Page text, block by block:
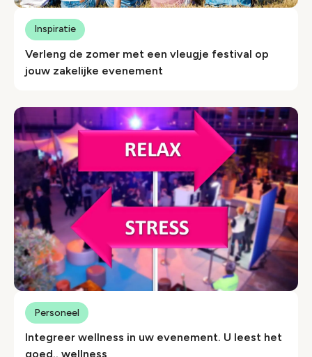
Verleng de zomer met een vleugje festival op
jouw zakelijke evenement
Inspiratie
Integreer wellness in uw evenement. U leest het
goed.. wellness
Personeel